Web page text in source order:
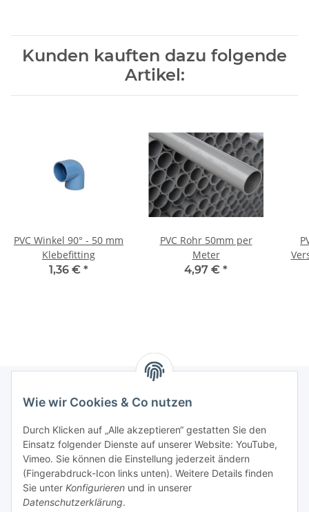
Wie wir Cookies & Co nutzen
Durch Klicken auf „Alle akzeptieren“ gestatten Sie den
Einsatz folgender Dienste auf unserer Website: YouTube,
Vimeo. Sie können die Einstellung jederzeit ändern
(Fingerabdruck-Icon links unten). Weitere Details finden
Sie unter Konfigurieren und in unserer
Datenschutzerklärung.
Kunden kauften dazu folgende
Artikel:
PVC Winkel 90° - 50 mm
Klebefitting
1,36 € *
PVC Rohr 50mm per
Meter
4,97 € *
Gesetzliche Informationen
Starke Marken